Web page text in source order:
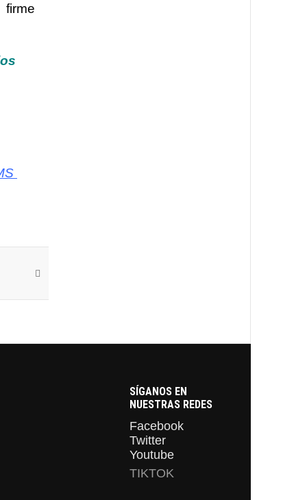
firme
SÍGANOS EN
NUESTRAS REDES
Facebook
Twitter
Youtube
TIKTOK